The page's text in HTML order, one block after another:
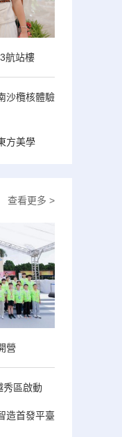
航站樓
沙欖核體驗
方美學
查看更多 >
營
秀區啟動
造首發平臺